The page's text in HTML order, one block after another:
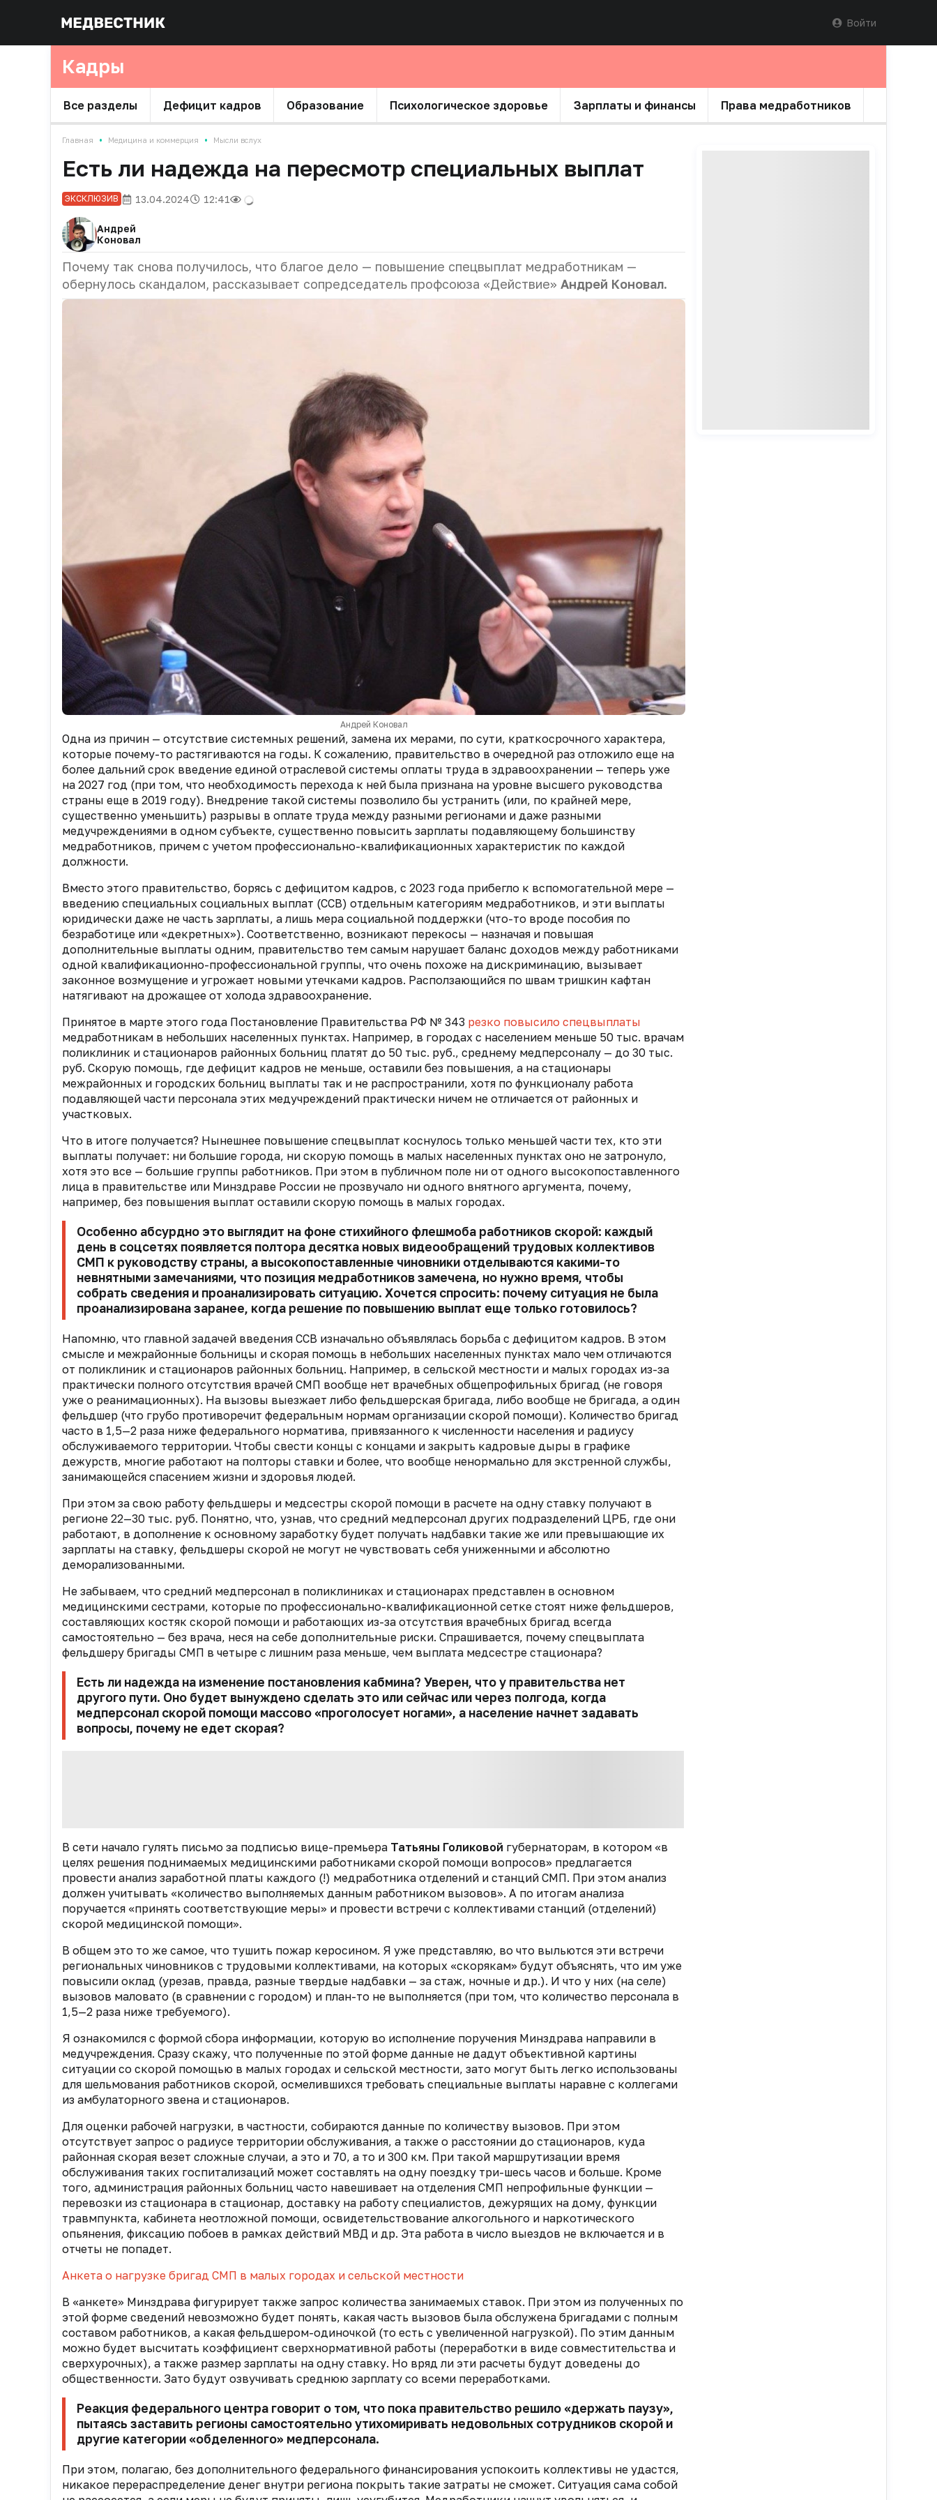
Войти
Кадры
Все разделы Дефицит кадров Образование Психологическое здоровье Зарплаты и финансы Права медработников
Главная • Медицина и коммерция • Мысли вслух
Есть ли надежда на пересмотр специальных выплат
ЭКСКЛЮЗИВ 13.04.2024 12:41
Андрей
Коновал
Почему так снова получилось, что благое дело — повышение спецвыплат медработникам —
обернулось скандалом, рассказывает сопредседатель профсоюза «Действие» Андрей Коновал.
Андрей Коновал
Одна из причин — отсутствие системных решений, замена их мерами, по сути, краткосрочного характера,
которые почему-то растягиваются на годы. К сожалению, правительство в очередной раз отложило еще на
более дальний срок введение единой отраслевой системы оплаты труда в здравоохранении — теперь уже
на 2027 год (при том, что необходимость перехода к ней была признана на уровне высшего руководства
страны еще в 2019 году). Внедрение такой системы позволило бы устранить (или, по крайней мере,
существенно уменьшить) разрывы в оплате труда между разными регионами и даже разными
медучреждениями в одном субъекте, существенно повысить зарплаты подавляющему большинству
медработников, причем с учетом профессионально-квалификационных характеристик по каждой
должности.
Вместо этого правительство, борясь с дефицитом кадров, с 2023 года прибегло к вспомогательной мере —
введению специальных социальных выплат (ССВ) отдельным категориям медработников, и эти выплаты
юридически даже не часть зарплаты, а лишь мера социальной поддержки (что-то вроде пособия по
безработице или «декретных»). Соответственно, возникают перекосы — назначая и повышая
дополнительные выплаты одним, правительство тем самым нарушает баланс доходов между работниками
одной квалификационно-профессиональной группы, что очень похоже на дискриминацию, вызывает
законное возмущение и угрожает новыми утечками кадров. Расползающийся по швам тришкин кафтан
натягивают на дрожащее от холода здравоохранение.
Принятое в марте этого года Постановление Правительства РФ № 343 резко повысило спецвыплаты
медработникам в небольших населенных пунктах. Например, в городах с населением меньше 50 тыс. врачам
поликлиник и стационаров районных больниц платят до 50 тыс. руб., среднему медперсоналу — до 30 тыс.
руб. Скорую помощь, где дефицит кадров не меньше, оставили без повышения, а на стационары
межрайонных и городских больниц выплаты так и не распространили, хотя по функционалу работа
подавляющей части персонала этих медучреждений практически ничем не отличается от районных и
участковых.
Что в итоге получается? Нынешнее повышение спецвыплат коснулось только меньшей части тех, кто эти
выплаты получает: ни большие города, ни скорую помощь в малых населенных пунктах оно не затронуло,
хотя это все — большие группы работников. При этом в публичном поле ни от одного высокопоставленного
лица в правительстве или Минздраве России не прозвучало ни одного внятного аргумента, почему,
например, без повышения выплат оставили скорую помощь в малых городах.
Особенно абсурдно это выглядит на фоне стихийного флешмоба работников скорой: каждый
день в соцсетях появляется полтора десятка новых видеообращений трудовых коллективов
СМП к руководству страны, а высокопоставленные чиновники отделываются какими-то
невнятными замечаниями, что позиция медработников замечена, но нужно время, чтобы
собрать сведения и проанализировать ситуацию. Хочется спросить: почему ситуация не была
проанализирована заранее, когда решение по повышению выплат еще только готовилось?
Напомню, что главной задачей введения ССВ изначально объявлялась борьба с дефицитом кадров. В этом
смысле и межрайонные больницы и скорая помощь в небольших населенных пунктах мало чем отличаются
от поликлиник и стационаров районных больниц. Например, в сельской местности и малых городах из-за
практически полного отсутствия врачей СМП вообще нет врачебных общепрофильных бригад (не говоря
уже о реанимационных). На вызовы выезжает либо фельдшерская бригада, либо вообще не бригада, а один
фельдшер (что грубо противоречит федеральным нормам организации скорой помощи). Количество бригад
часто в 1,5—2 раза ниже федерального норматива, привязанного к численности населения и радиусу
обслуживаемого территории. Чтобы свести концы с концами и закрыть кадровые дыры в графике
дежурств, многие работают на полторы ставки и более, что вообще ненормально для экстренной службы,
занимающейся спасением жизни и здоровья людей.
При этом за свою работу фельдшеры и медсестры скорой помощи в расчете на одну ставку получают в
регионе 22—30 тыс. руб. Понятно, что, узнав, что средний медперсонал других подразделений ЦРБ, где они
работают, в дополнение к основному заработку будет получать надбавки такие же или превышающие их
зарплаты на ставку, фельдшеры скорой не могут не чувствовать себя униженными и абсолютно
деморализованными.
Не забываем, что средний медперсонал в поликлиниках и стационарах представлен в основном
медицинскими сестрами, которые по профессионально-квалификационной сетке стоят ниже фельдшеров,
составляющих костяк скорой помощи и работающих из-за отсутствия врачебных бригад всегда
самостоятельно — без врача, неся на себе дополнительные риски. Спрашивается, почему спецвыплата
фельдшеру бригады СМП в четыре с лишним раза меньше, чем выплата медсестре стационара?
Есть ли надежда на изменение постановления кабмина? Уверен, что у правительства нет
другого пути. Оно будет вынуждено сделать это или сейчас или через полгода, когда
медперсонал скорой помощи массово «проголосует ногами», а население начнет задавать
вопросы, почему не едет скорая?
В сети начало гулять письмо за подписью вице-премьера Татьяны Голиковой губернаторам, в котором «в
целях решения поднимаемых медицинскими работниками скорой помощи вопросов» предлагается
провести анализ заработной платы каждого (!) медработника отделений и станций СМП. При этом анализ
должен учитывать «количество выполняемых данным работником вызовов». А по итогам анализа
поручается «принять соответствующие меры» и провести встречи с коллективами станций (отделений)
скорой медицинской помощи».
В общем это то же самое, что тушить пожар керосином. Я уже представляю, во что выльются эти встречи
региональных чиновников с трудовыми коллективами, на которых «скорякам» будут объяснять, что им уже
повысили оклад (урезав, правда, разные твердые надбавки — за стаж, ночные и др.). И что у них (на селе)
вызовов маловато (в сравнении с городом) и план-то не выполняется (при том, что количество персонала в
1,5—2 раза ниже требуемого).
Я ознакомился с формой сбора информации, которую во исполнение поручения Минздрава направили в
медучреждения. Сразу скажу, что полученные по этой форме данные не дадут объективной картины
ситуации со скорой помощью в малых городах и сельской местности, зато могут быть легко использованы
для шельмования работников скорой, осмелившихся требовать специальные выплаты наравне с коллегами
из амбулаторного звена и стационаров.
Для оценки рабочей нагрузки, в частности, собираются данные по количеству вызовов. При этом
отсутствует запрос о радиусе территории обслуживания, а также о расстоянии до стационаров, куда
районная скорая везет сложные случаи, а это и 70, а то и 300 км. При такой маршрутизации время
обслуживания таких госпитализаций может составлять на одну поездку три-шесь часов и больше. Кроме
того, администрация районных больниц часто навешивает на отделения СМП непрофильные функции —
перевозки из стационара в стационар, доставку на работу специалистов, дежурящих на дому, функции
травмпункта, кабинета неотложной помощи, освидетельствование алкогольного и наркотического
опьянения, фиксацию побоев в рамках действий МВД и др. Эта работа в число выездов не включается и в
отчеты не попадет.
Анкета о нагрузке бригад СМП в малых городах и сельской местности
В «анкете» Минздрава фигурирует также запрос количества занимаемых ставок. При этом из полученных по
этой форме сведений невозможно будет понять, какая часть вызовов была обслужена бригадами с полным
составом работников, а какая фельдшером-одиночкой (то есть с увеличенной нагрузкой). По этим данным
можно будет высчитать коэффициент сверхнормативной работы (переработки в виде совместительства и
сверхурочных), а также размер зарплаты на одну ставку. Но вряд ли эти расчеты будут доведены до
общественности. Зато будут озвучивать среднюю зарплату со всеми переработками.
Реакция федерального центра говорит о том, что пока правительство решило «держать паузу»,
пытаясь заставить регионы самостоятельно утихомиривать недовольных сотрудников скорой и
другие категории «обделенного» медперсонала.
При этом, полагаю, без дополнительного федерального финансирования успокоить коллективы не удастся,
никакое перераспределение денег внутри региона покрыть такие затраты не сможет. Ситуация сама собой